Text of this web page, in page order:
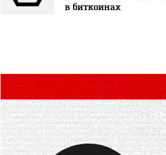
в биткоинах